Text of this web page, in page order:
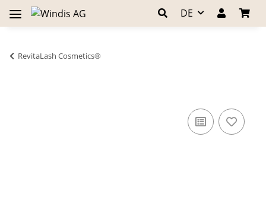
DE
RevitaLash Cosmetics®